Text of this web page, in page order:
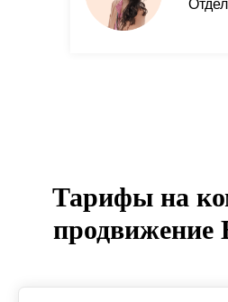
Тарифы на
продвижение